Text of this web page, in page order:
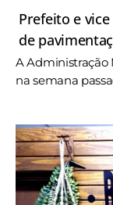
Prefeito e
de
A Administração
na semana